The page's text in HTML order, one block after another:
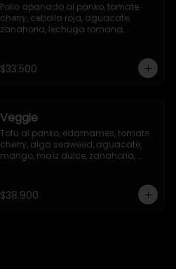
Pollo apanado al panko, tomate
cherry, cebolla roja, aguacate,
zanahoria, lechuga romana,
$33.500
Veggie
Tofu al panko, edamames, tomate
cherry, alga seaweed, aguacate,
mango, maíz dulce, zanahoria,
$38.900